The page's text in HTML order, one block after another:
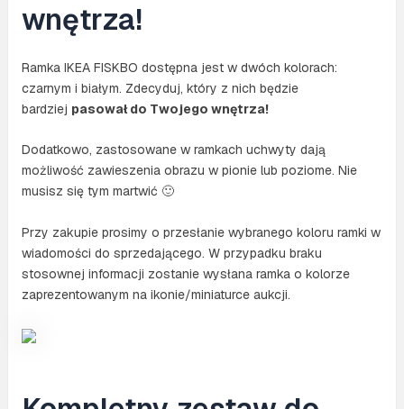
wnętrza!
Ramka IKEA FISKBO dostępna jest w dwóch kolorach:
czarnym i białym. Zdecyduj, który z nich będzie
bardziej pasował do Twojego wnętrza!
Dodatkowo, zastosowane w ramkach uchwyty dają
możliwość zawieszenia obrazu w pionie lub poziome. Nie
musisz się tym martwić 🙂
Przy zakupie prosimy o przesłanie wybranego koloru ramki w
wiadomości do sprzedającego. W przypadku braku
stosownej informacji zostanie wysłana ramka o kolorze
zaprezentowanym na ikonie/miniaturce aukcji.